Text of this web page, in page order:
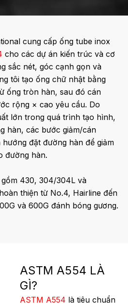
cung cấp ống tube inox
cho các dự án kiến trúc và cơ
sắc nét, góc cạnh gọn và
tôi tạo ống chữ nhật bằng
ống tròn hàn, sau đó cán
rộng × cao yêu cầu. Do
lớn trong quá trình tạo hình,
hàn, các bước giảm/cán
hướng đặt đường hàn để giảm
đường hàn.
430, 304/304L và
thiện từ No.4, Hairline đến
và 600G đánh bóng gương.
ASTM A554 LÀ
GÌ?
ASTM A554 là tiêu chuẩn